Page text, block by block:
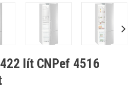
lít CNPef 4516